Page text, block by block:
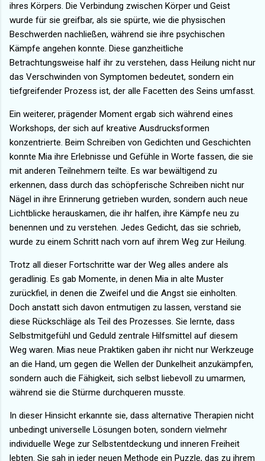
ihres Körpers. Die Verbindung zwischen Körper und Geist
wurde für sie greifbar, als sie spürte, wie die physischen
Beschwerden nachließen, während sie ihre psychischen
Kämpfe angehen konnte. Diese ganzheitliche
Betrachtungsweise half ihr zu verstehen, dass Heilung nicht nur
das Verschwinden von Symptomen bedeutet, sondern ein
tiefgreifender Prozess ist, der alle Facetten des Seins umfasst.
Ein weiterer, prägender Moment ergab sich während eines
Workshops, der sich auf kreative Ausdrucksformen
konzentrierte. Beim Schreiben von Gedichten und Geschichten
konnte Mia ihre Erlebnisse und Gefühle in Worte fassen, die sie
mit anderen Teilnehmern teilte. Es war bewältigend zu
erkennen, dass durch das schöpferische Schreiben nicht nur
Nägel in ihre Erinnerung getrieben wurden, sondern auch neue
Lichtblicke herauskamen, die ihr halfen, ihre Kämpfe neu zu
benennen und zu verstehen. Jedes Gedicht, das sie schrieb,
wurde zu einem Schritt nach vorn auf ihrem Weg zur Heilung.
Trotz all dieser Fortschritte war der Weg alles andere als
geradlinig. Es gab Momente, in denen Mia in alte Muster
zurückfiel, in denen die Zweifel und die Angst sie einholten.
Doch anstatt sich davon entmutigen zu lassen, verstand sie
diese Rückschläge als Teil des Prozesses. Sie lernte, dass
Selbstmitgefühl und Geduld zentrale Hilfsmittel auf diesem
Weg waren. Mias neue Praktiken gaben ihr nicht nur Werkzeuge
an die Hand, um gegen die Wellen der Dunkelheit anzukämpfen,
sondern auch die Fähigkeit, sich selbst liebevoll zu umarmen,
während sie die Stürme durchqueren musste.
In dieser Hinsicht erkannte sie, dass alternative Therapien nicht
unbedingt universelle Lösungen boten, sondern vielmehr
individuelle Wege zur Selbstentdeckung und inneren Freiheit
lebten. Sie sah in jeder neuen Methode ein Puzzle, das zu ihrem